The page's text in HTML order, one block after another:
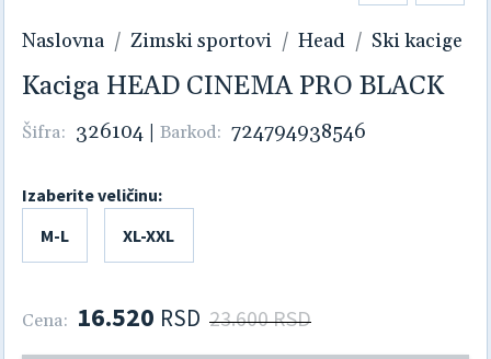
Naslovna Zimski sportovi Head Ski kacige
Kaciga HEAD CINEMA PRO BLACK
Šifra: 326104 | Barkod: 724794938546
Izaberite veličinu:
M-L
XL-XXL
Cena: 16.520 RSD 23.600 RSD